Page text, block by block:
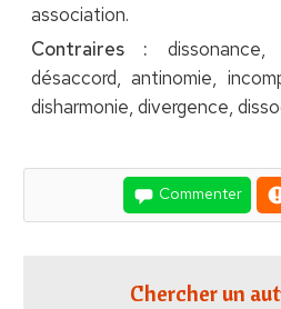
association.
Contraires : dissonance,
désaccord, antinomie,
disharmonie, divergence,
Commenter
Chercher un